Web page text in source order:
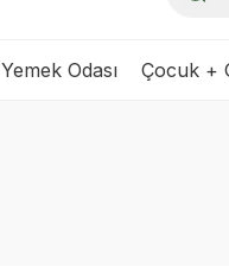
Yemek Odası Çocuk +